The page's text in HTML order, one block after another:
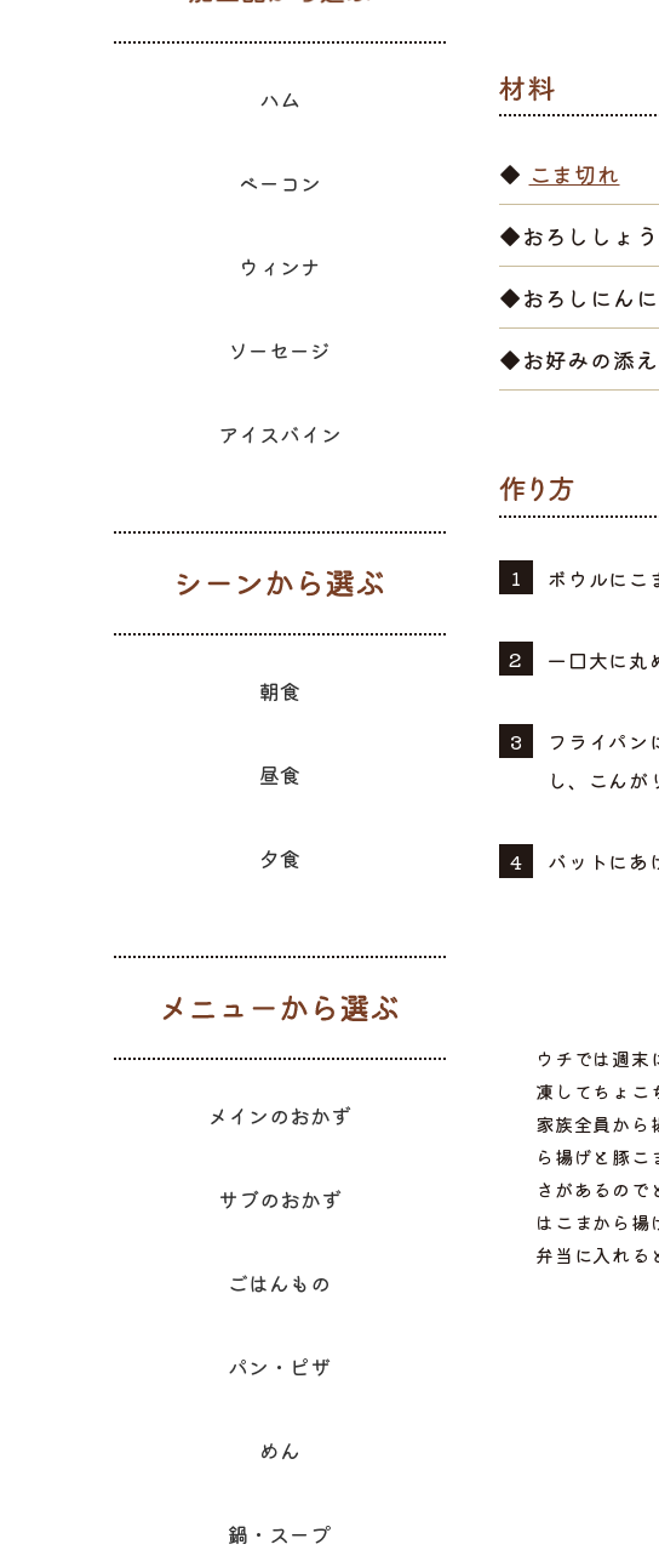
◆ こま切れ
◆おろししょ
◆おろしにん
◆お好みの添
ボウルにこ
一口大に丸
フライパ
し、こんが
バットにあ
ウチでは週
凍してちょこ
家族全員から
ら揚げと豚こ
さがあるので
はこまから揚
弁当に入れる
ハム
ベーコン
ウィンナ
ソーセージ
アイスバイン
朝食
昼食
夕食
メインのおかず
サブのおかず
ごはんもの
パン・ピザ
めん
鍋・スープ